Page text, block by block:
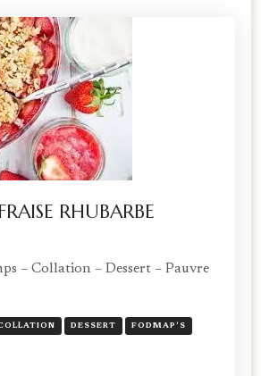
RHUBARBE
– Collation – Dessert – Pauvre
DESSERT FODMAP'S